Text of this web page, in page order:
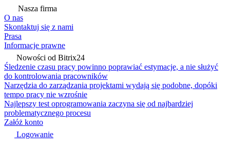
Nasza firma
O nas
Skontaktuj się z nami
Prasa
Informacje prawne
Nowości od Bitrix24
Śledzenie czasu pracy powinno poprawiać estymacje, a nie służyć
do kontrolowania pracowników
Narzędzia do zarządzania projektami wydają się podobne, dopóki
tempo pracy nie wzrośnie
Najlepszy test oprogramowania zaczyna się od najbardziej
problematycznego procesu
Załóż konto
Logowanie